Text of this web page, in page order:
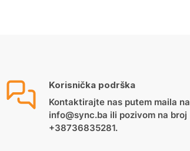
Korisnička podrška
Kontaktirajte nas putem maila na
info@sync.ba ili pozivom na broj
+38736835281.